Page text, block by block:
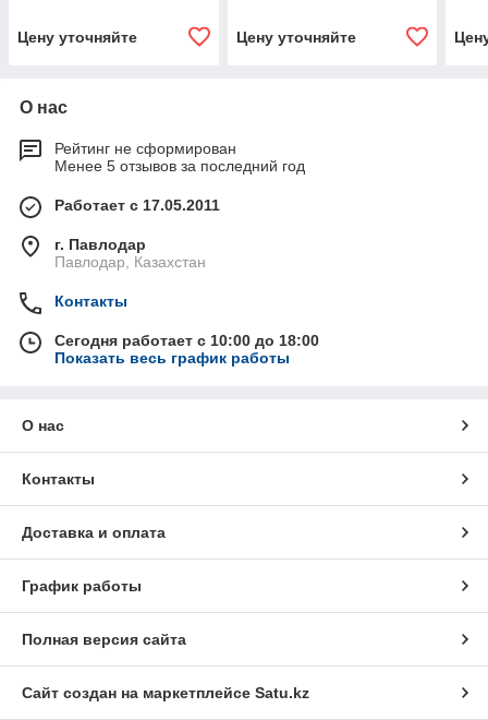
Цену уточняйте Цену уточняйте
О нас
Рейтинг не сформирован
Менее 5 отзывов за последний год
Работает с 17.05.2011
г. Павлодар
Павлодар, Казахстан
Контакты
Сегодня работает с 10:00 до 18:00
Показать весь график работы
О нас
Контакты
Доставка и оплата
График работы
Полная версия сайта
Сайт создан на маркетплейсе Satu.kz